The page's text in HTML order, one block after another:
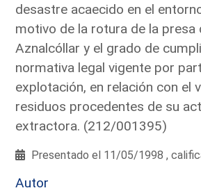
desastre acaecido en el
motivo de la rotura de la presa
Aznalcóllar y el grado de
normativa legal vigente por
explotación, en relación con el
residuos procedentes de su
extractora. (212/001395)
Presentado el 11/05/1998 ,
Autor